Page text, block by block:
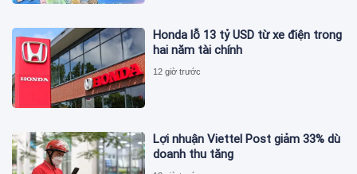
Honda lỗ 13 tỷ USD từ xe điện trong
hai năm tài chính
12 giờ trước
Lợi nhuận Viettel Post giảm 33% dù
doanh thu tăng